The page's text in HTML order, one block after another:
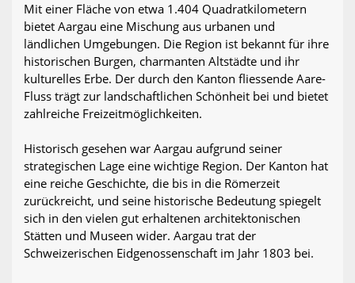
Mit einer Fläche von etwa 1.404 Quadratkilometern
bietet Aargau eine Mischung aus urbanen und
ländlichen Umgebungen. Die Region ist bekannt für ihre
historischen Burgen, charmanten Altstädte und ihr
kulturelles Erbe. Der durch den Kanton fliessende Aare-
Fluss trägt zur landschaftlichen Schönheit bei und bietet
zahlreiche Freizeitmöglichkeiten.
Historisch gesehen war Aargau aufgrund seiner
strategischen Lage eine wichtige Region. Der Kanton hat
eine reiche Geschichte, die bis in die Römerzeit
zurückreicht, und seine historische Bedeutung spiegelt
sich in den vielen gut erhaltenen architektonischen
Stätten und Museen wider. Aargau trat der
Schweizerischen Eidgenossenschaft im Jahr 1803 bei.